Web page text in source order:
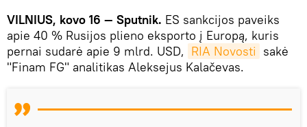
VILNIUS, kovo 16 — Sputnik. ES sankcijos paveiks
apie 40 % Rusijos plieno eksporto į Europą, kuris
pernai sudarė apie 9 mlrd. USD, RIA Novosti sakė
"Finam FG" analitikas Aleksejus Kalačevas.